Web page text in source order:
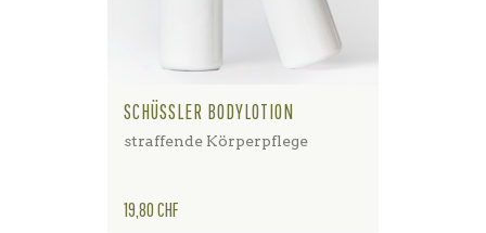
SCHÜSSLER BODYLOTION
straffende Körperpflege
Preis
19,80 CHF